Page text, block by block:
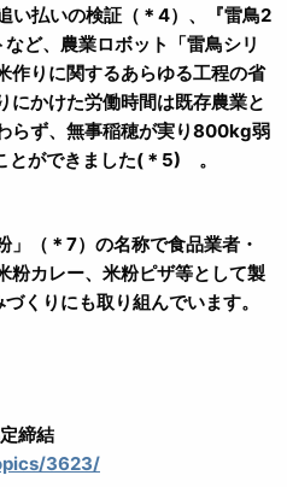
い払いの検証（＊4）、『雷鳥2
ど、農業ロボット「雷鳥シリ
作りに関するあらゆる工程の省
にかけた労働時間は既存農業と
らず、無事稲穂が実り800kg弱
とができました(＊5) 。
」（＊7）の名称で食品業者・
粉カレー、米粉ピザ等として製
くりにも取り組んでいます。
定締結
3623/